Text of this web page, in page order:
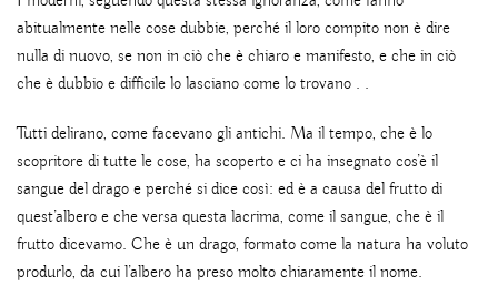
abitualmente nelle cose dubbie, perché il loro compito non è dire
nulla di nuovo, se non in ciò che è chiaro e manifesto, e che in ciò
che è dubbio e difficile lo lasciano come lo trovano . .
Tutti delirano, come facevano gli antichi. Ma il tempo, che è lo
scopritore di tutte le cose, ha scoperto e ci ha insegnato cos’è il
sangue del drago e perché si dice così: ed è a causa del frutto di
quest’albero e che versa questa lacrima, come il sangue, che è il
frutto dicevamo. Che è un drago, formato come la natura ha voluto
produrlo, da cui l’albero ha preso molto chiaramente il nome.